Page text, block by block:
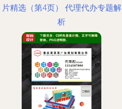
片精选（第4页） 代理代办专题解
析